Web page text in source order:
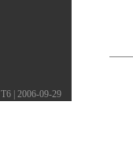
T6 | 2006-09-29